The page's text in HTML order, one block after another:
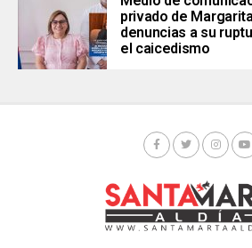
privado de
denuncias a su
el caicedismo